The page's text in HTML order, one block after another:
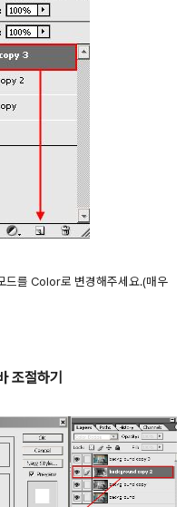
드를 Color로 변경해주세요.(매우
조절하기